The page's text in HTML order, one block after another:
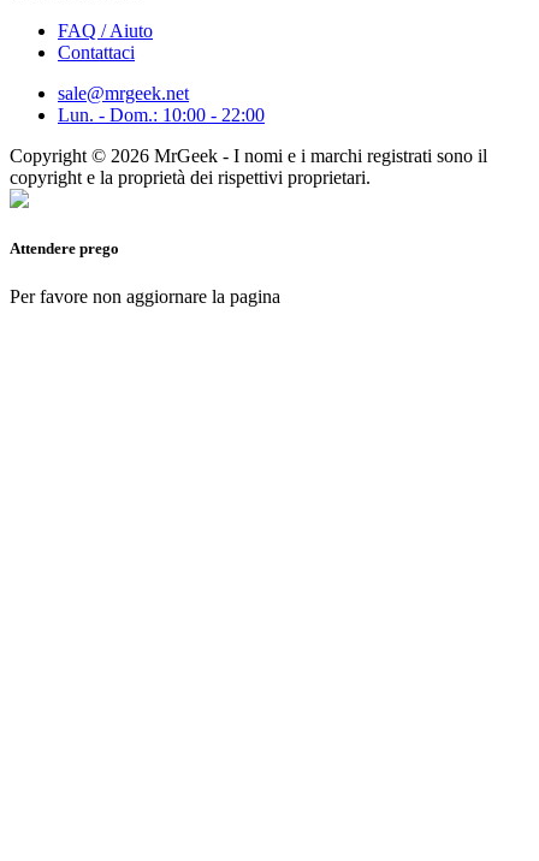
FAQ / Aiuto
Contattaci
sale@mrgeek.net
Lun. - Dom.: 10:00 - 22:00
Copyright © 2026 MrGeek - I nomi e i marchi registrati sono il
copyright e la proprietà dei rispettivi proprietari.
Attendere prego
Per favore non aggiornare la pagina